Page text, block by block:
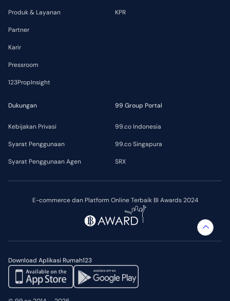
E-commerce dan Platform Online Terbaik BI Awards 2024
Download Aplikasi Rumah123
Produk & Layanan
Partner
Karir
Pressroom
123PropInsight
KPR
Dukungan
Kebijakan Privasi
Syarat Penggunaan
Syarat Penggunaan Agen
99 Group Portal
99.co Indonesia
99.co Singapura
SRX